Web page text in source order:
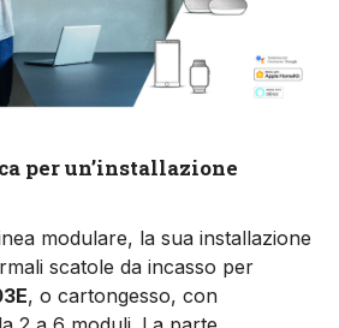
per un’installazione
modulare, la sua installazione
scatole da incasso per
, o cartongesso, con